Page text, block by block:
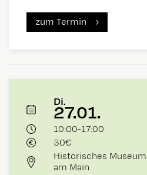
zum Termin
Di.
27.01.
10:00-17:00
30€
Historisches
am Main